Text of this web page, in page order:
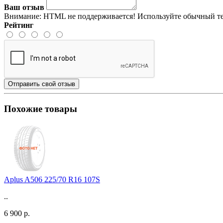
Ваш отзыв
Внимание: HTML не поддерживается! Используйте обычный
Рейтинг
Отправить свой отзыв
Похожие товары
Aplus A506 225/70 R16 107S
..
6 900 р.